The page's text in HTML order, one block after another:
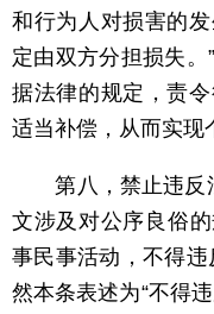
和行为人对损害的
定由双方分担损失
据法律的规定，责
适当补偿，从而实现
第八，禁止违反
文涉及对公序良俗
事民事活动，不得违
然本条表述为“不得